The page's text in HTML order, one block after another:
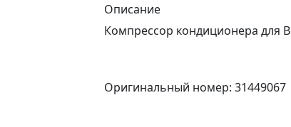
Описание
Компрессор кондиционера для
Оригинальный номер: 31449067